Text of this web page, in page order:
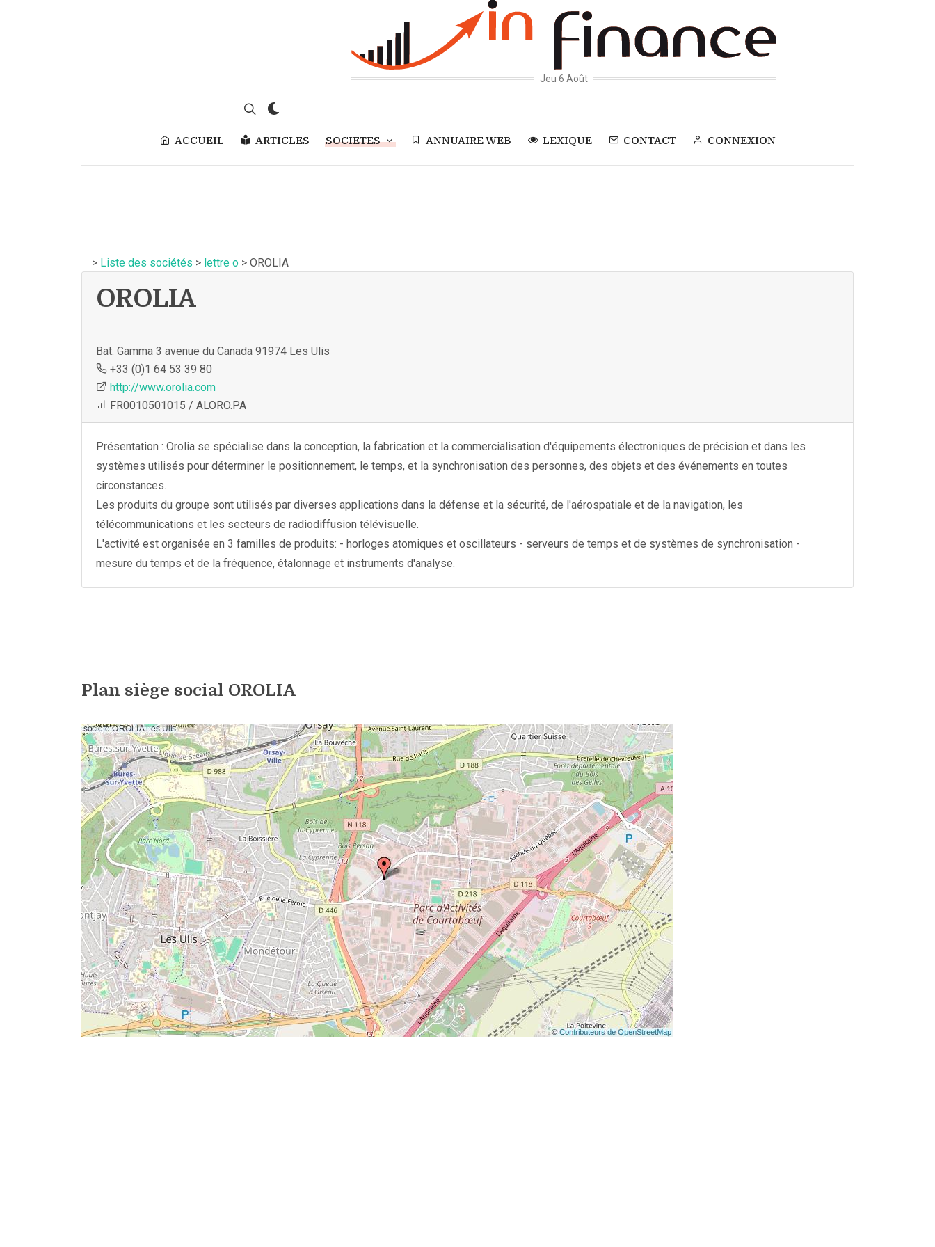
Jeu 6 Août
ACCUEIL ARTICLES SOCIETES ANNUAIRE WEB LEXIQUE CONTACT CONNEXION
> Liste des sociétés > lettre o > OROLIA
OROLIA
Bat. Gamma 3 avenue du Canada 91974 Les Ulis
+33 (0)1 64 53 39 80
http://www.orolia.com
FR0010501015 / ALORO.PA
Présentation : Orolia se spécialise dans la conception, la fabrication et la commercialisation d'équipements électroniques de précision et dans les
systèmes utilisés pour déterminer le positionnement, le temps, et la synchronisation des personnes, des objets et des événements en toutes
circonstances.
Les produits du groupe sont utilisés par diverses applications dans la défense et la sécurité, de l'aérospatiale et de la navigation, les
télécommunications et les secteurs de radiodiffusion télévisuelle.
L'activité est organisée en 3 familles de produits: - horloges atomiques et oscillateurs - serveurs de temps et de systèmes de synchronisation -
mesure du temps et de la fréquence, étalonnage et instruments d'analyse.
Plan siège social OROLIA